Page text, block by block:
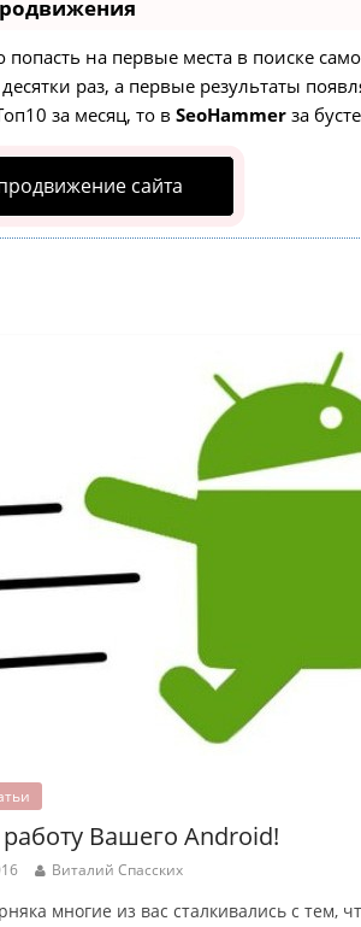
попасть на первые места в поиске
раз, а первые результаты
за месяц, то в SeoHammerза
сайта
Вашего Android!
Виталий Спасских
многие из вас сталкивались с